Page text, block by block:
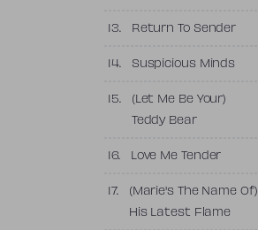
13. Return To Sender
14. Suspicious Minds
15.
(Let Me Be Your)
Teddy Bear
16. Love Me Tender
17.
(Marie's The Name Of)
His Latest Flame